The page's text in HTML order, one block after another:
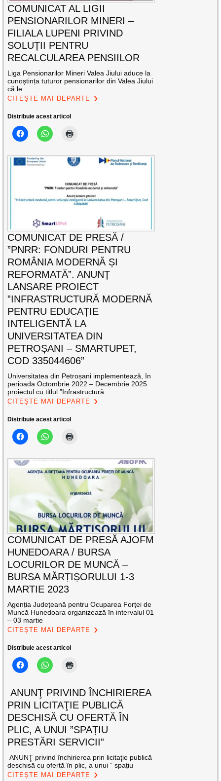
COMUNICAT AL LIGII
PENSIONARILOR MINERI –
FILIALA LUPENI PRIVIND
SOLUȚII PENTRU
RECALCULAREA PENSIILOR
Liga Pensionarilor Mineri Valea Jiului aduce la
cunoștința tuturor pensionarilor din Valea Jiului
că le
CITEȘTE MAI DEPARTE
Distribuie acest articol
COMUNICAT DE PRESĂ /
”PNRR: FONDURI PENTRU
ROMÂNIA MODERNĂ ȘI
REFORMATĂ”. ANUNȚ
LANSARE PROIECT
”INFRASTRUCTURĂ MODERNĂ
PENTRU EDUCAȚIE
INTELIGENTĂ LA
UNIVERSITATEA DIN
PETROȘANI – SMARTUPET,
COD 335044606”
Universitatea din Petroșani implementează, în
perioada Octombrie 2022 – Decembrie 2025
proiectul cu titlul ”Infrastructură
CITEȘTE MAI DEPARTE
Distribuie acest articol
COMUNICAT DE PRESĂ AJOFM
HUNEDOARA / BURSA
LOCURILOR DE MUNCĂ –
BURSA MĂRȚIȘORULUI 1-3
MARTIE 2023
Agenția Județeană pentru Ocuparea Forței de
Muncă Hunedoara organizează în intervalul 01
– 03 martie
CITEȘTE MAI DEPARTE
Distribuie acest articol
ANUNŢ PRIVIND ÎNCHIRIEREA
PRIN LICITAŢIE PUBLICĂ
DESCHISĂ CU OFERTĂ ÎN
PLIC, A UNUI ”SPAȚIU
PRESTĂRI SERVICII”
ANUNŢ privind închirierea prin licitaţie publică
deschisă cu ofertă în plic, a unui ” spațiu
CITEȘTE MAI DEPARTE